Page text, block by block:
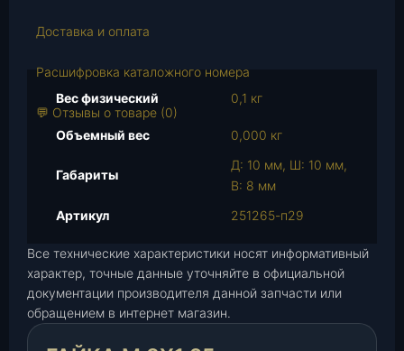
о
о
а
а
М
8
х
Доставка и оплата
Расшифровка каталожного номера
💬 Отзывы о товаре (0)
Вес физический 0,1 кг
Объемный вес 0,000 кг
Габариты
Д: 10 мм, Ш: 10 мм,
В: 8 мм
Артикул
251265-п29
Все технические характеристики носят информативный
характер, точные данные уточняйте в официальной
документации производителя данной запчасти или
обращением в интернет магазин.